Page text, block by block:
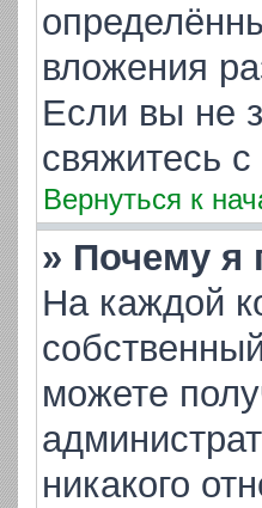
вложения
Если вы не
свяжитесь
Вернуться к
» Почему я
На каждой
можете
никакого